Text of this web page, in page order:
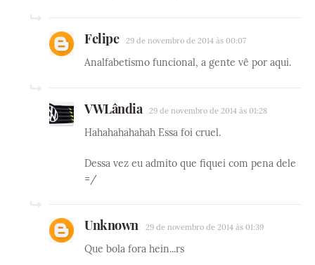
Felipe 29 de novembro de 2014 às 00:07
Analfabetismo funcional, a gente vê por aqui.
VWLândia 29 de novembro de 2014 às 01:28
Hahahahahahah Essa foi cruel.
Dessa vez eu admito que fiquei com pena dele
=/
Unknown 29 de novembro de 2014 às 01:39
Que bola fora hein...rs